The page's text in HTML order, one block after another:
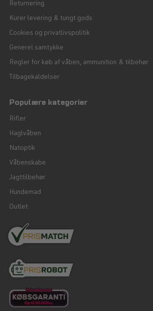
Returnering
Kurer levering & tungt gods
Cookies og privatlivspolitik
Generel samtykke
Regler for køb af våben, ammunition & tilbehør
Tilbagekaldelser
Populære kategorier
Rifler
Haglvåben
Natoptik
Våbenskabe
Jagttilbehør
Hundemad
Outlet